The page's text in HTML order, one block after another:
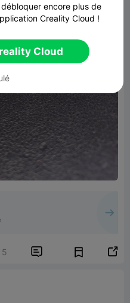
5  
encore plus de
Creality Cloud !
Cloud